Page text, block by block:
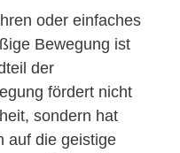
oder einfaches
Bewegung ist
der
fördert nicht
sondern hat
auf die geistige